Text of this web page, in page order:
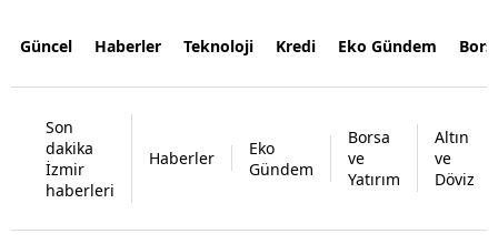
Güncel Haberler Teknoloji Kredi Eko Gündem
Son
dakika
İzmir
haberleri
Haberler
Eko
Gündem
Borsa
ve
Yatırım
Altın
ve
Döviz